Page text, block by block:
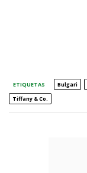
ETIQUETAS Bulgari
Tiffany & Co.